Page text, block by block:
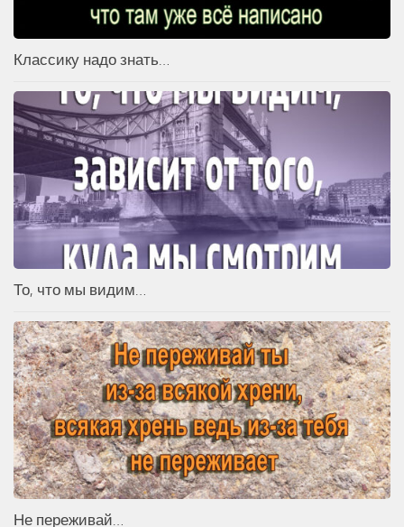
Классику надо знать…
То, что мы видим…
Не переживай…